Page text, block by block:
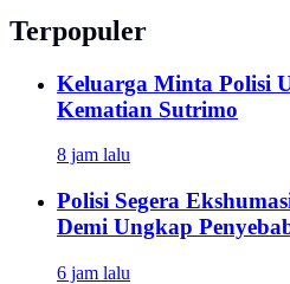
Terpopuler
Keluarga Minta Polisi
Kematian Sutrimo
8 jam lalu
Polisi Segera
Demi Ungkap
6 jam lalu